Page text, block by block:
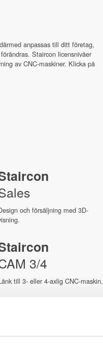
anpassas till ditt företag,
Staircon licensnivåer
av CNC-maskiner. Klicka på
och försäljning med 3D-
3/4
till 3- eller 4-axlig CNC-maskin.